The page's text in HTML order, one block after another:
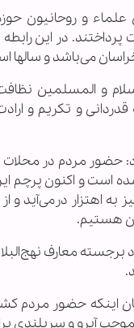
و روحانیون
پرداختند. در این
می‌باشد و سالها
و المسلمین
و تکریم و
حضور مردم در محلات
شده است و اکنون پرچم
نیز به اهتزار
هستیم.
برجسته معارف
اینکه حضور مردم
موجب آبرو و سربلندی